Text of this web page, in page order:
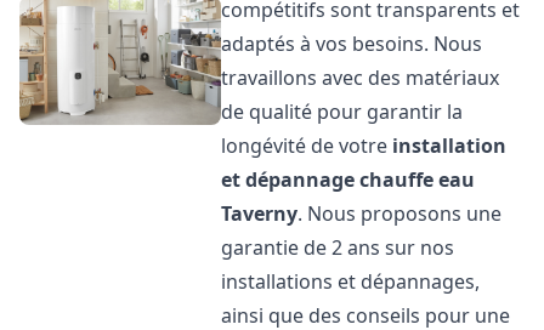
compétitifs sont transparents et
adaptés à vos besoins. Nous
travaillons avec des matériaux
de qualité pour garantir la
longévité de votre installation
et dépannage chauffe eau
Taverny. Nous proposons une
garantie de 2 ans sur nos
installations et dépannages,
ainsi que des conseils pour une